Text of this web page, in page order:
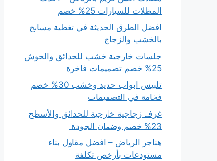
المظلات للسيارات 25% خصم
افضل الطرق الحديثة في تغطية مسابح
بالخشب والزجاج
جلسات خارجية خشب للحدائق والحوش
25% خصم تصميمات فاخرة
تلبيس ابواب حديد وخشب 30% خصم
فخامة في التصميمات
غرف زجاجية خارجية للحدائق والأسطح
23% خصم وضمان الجودة
هناجر الرياض – افضل مقاول بناء
مستودعات بأرخص تكلفة